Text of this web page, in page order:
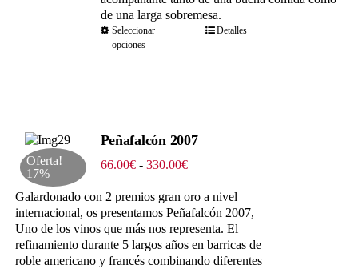
de una larga sobremesa.
Seleccionar
opciones
Detalles
Oferta!
17%
Peñafalcón 2007
66.00€ - 330.00€Rango
precios:
desde
66.00€
hasta
330.00€
Galardonado con 2 premios gran oro a nivel
internacional, os presentamos Peñafalcón 2007,
Uno de los vinos que más nos representa. El
refinamiento durante 5 largos años en barricas de
roble americano y francés combinando diferentes